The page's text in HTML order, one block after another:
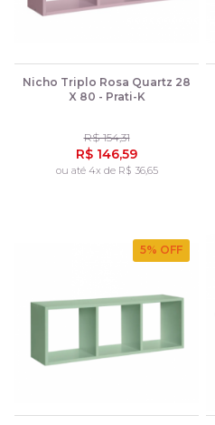
Nicho Triplo Rosa Quartz 28
X 80 - Prati-K
R$ 154,31
R$ 146,59
ou até 4x de R$ 36,65
5% OFF